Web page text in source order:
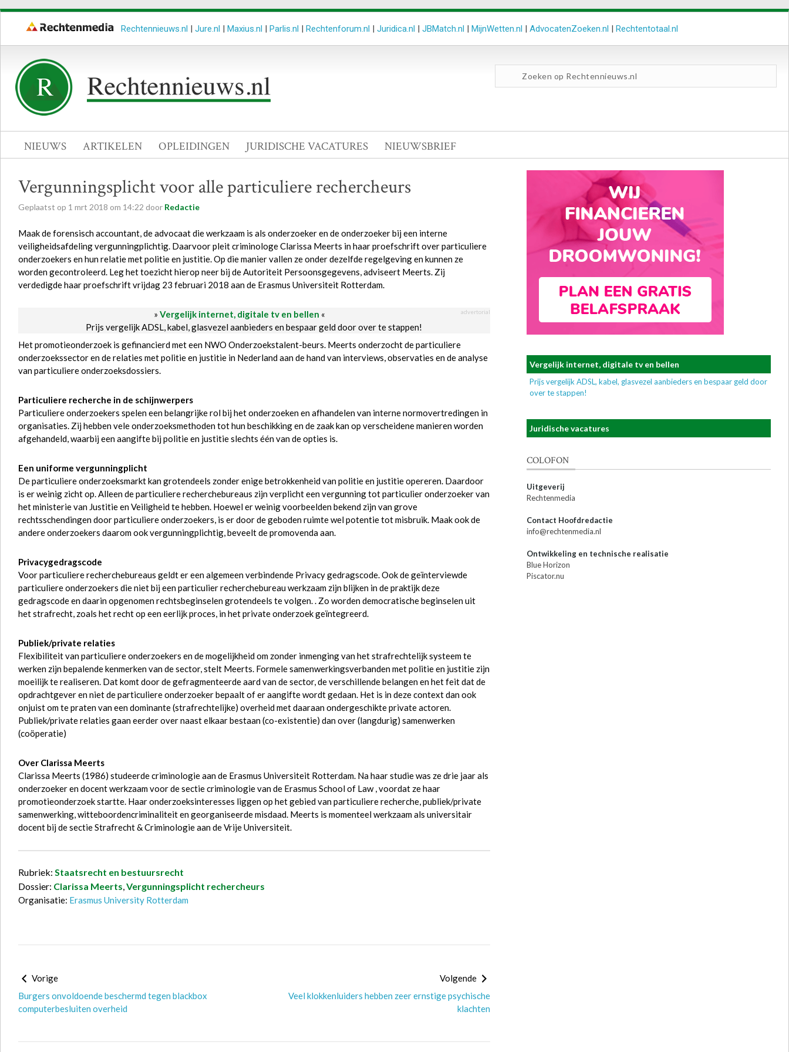
Rechtennieuws.nl | Jure.nl | Maxius.nl | Parlis.nl | Rechtenforum.nl | Juridica.nl | JBMatch.nl | MijnWetten.nl | AdvocatenZoeken.nl | Rechtentotaal.nl
NIEUWS ARTIKELEN OPLEIDINGEN JURIDISCHE VACATURES NIEUWSBRIEF
Vergunningsplicht voor alle particuliere rechercheurs
Geplaatst op 1 mrt 2018 om 14:22 door Redactie
Maak de forensisch accountant, de advocaat die werkzaam is als onderzoeker en de onderzoeker bij een interne
veiligheidsafdeling vergunningplichtig. Daarvoor pleit criminologe Clarissa Meerts in haar proefschrift over particuliere
onderzoekers en hun relatie met politie en justitie. Op die manier vallen ze onder dezelfde regelgeving en kunnen ze
worden gecontroleerd. Leg het toezicht hierop neer bij de Autoriteit Persoonsgegevens, adviseert Meerts. Zij
verdedigde haar proefschrift vrijdag 23 februari 2018 aan de Erasmus Universiteit Rotterdam.
» Vergelijk internet, digitale tv en bellen « advertorial
Prijs vergelijk ADSL, kabel, glasvezel aanbieders en bespaar geld door over te stappen!
Het promotieonderzoek is gefinancierd met een NWO Onderzoekstalent-beurs. Meerts onderzocht de particuliere
onderzoekssector en de relaties met politie en justitie in Nederland aan de hand van interviews, observaties en de analyse
van particuliere onderzoeksdossiers.
Particuliere recherche in de schijnwerpers
Particuliere onderzoekers spelen een belangrijke rol bij het onderzoeken en afhandelen van interne normovertredingen in
organisaties. Zij hebben vele onderzoeksmethoden tot hun beschikking en de zaak kan op verscheidene manieren worden
afgehandeld, waarbij een aangifte bij politie en justitie slechts één van de opties is.
Een uniforme vergunningplicht
De particuliere onderzoeksmarkt kan grotendeels zonder enige betrokkenheid van politie en justitie opereren. Daardoor
is er weinig zicht op. Alleen de particuliere recherchebureaus zijn verplicht een vergunning tot particulier onderzoeker van
het ministerie van Justitie en Veiligheid te hebben. Hoewel er weinig voorbeelden bekend zijn van grove
rechtsschendingen door particuliere onderzoekers, is er door de geboden ruimte wel potentie tot misbruik. Maak ook de
andere onderzoekers daarom ook vergunningplichtig, beveelt de promovenda aan.
Privacygedragscode
Voor particuliere recherchebureaus geldt er een algemeen verbindende Privacy gedragscode. Ook de geïnterviewde
particuliere onderzoekers die niet bij een particulier recherchebureau werkzaam zijn blijken in de praktijk deze
gedragscode en daarin opgenomen rechtsbeginselen grotendeels te volgen. . Zo worden democratische beginselen uit
het strafrecht, zoals het recht op een eerlijk proces, in het private onderzoek geïntegreerd.
Publiek/private relaties
Flexibiliteit van particuliere onderzoekers en de mogelijkheid om zonder inmenging van het strafrechtelijk systeem te
werken zijn bepalende kenmerken van de sector, stelt Meerts. Formele samenwerkingsverbanden met politie en justitie zijn
moeilijk te realiseren. Dat komt door de gefragmenteerde aard van de sector, de verschillende belangen en het feit dat de
opdrachtgever en niet de particuliere onderzoeker bepaalt of er aangifte wordt gedaan. Het is in deze context dan ook
onjuist om te praten van een dominante (strafrechtelijke) overheid met daaraan ondergeschikte private actoren.
Publiek/private relaties gaan eerder over naast elkaar bestaan (co-existentie) dan over (langdurig) samenwerken
(coöperatie)
Over Clarissa Meerts
Clarissa Meerts (1986) studeerde criminologie aan de Erasmus Universiteit Rotterdam. Na haar studie was ze drie jaar als
onderzoeker en docent werkzaam voor de sectie criminologie van de Erasmus School of Law , voordat ze haar
promotieonderzoek startte. Haar onderzoeksinteresses liggen op het gebied van particuliere recherche, publiek/private
samenwerking, witteboordencriminaliteit en georganiseerde misdaad. Meerts is momenteel werkzaam als universitair
docent bij de sectie Strafrecht & Criminologie aan de Vrije Universiteit.
Rubriek: Staatsrecht en bestuursrecht
Dossier: Clarissa Meerts,Vergunningsplicht rechercheurs
Organisatie: Erasmus University Rotterdam
Vorige
Burgers onvoldoende beschermd tegen blackbox
computerbesluiten overheid
Volgende
Veel klokkenluiders hebben zeer ernstige psychische
klachten
Vergelijk internet, digitale tv en bellen
Prijs vergelijk ADSL, kabel, glasvezel aanbieders en bespaar geld door
over te stappen!
Juridische vacatures
COLOFON
Uitgeverij
Rechtenmedia
Contact Hoofdredactie
info@rechtenmedia.nl
Ontwikkeling en technische realisatie
Blue Horizon
Piscator.nu